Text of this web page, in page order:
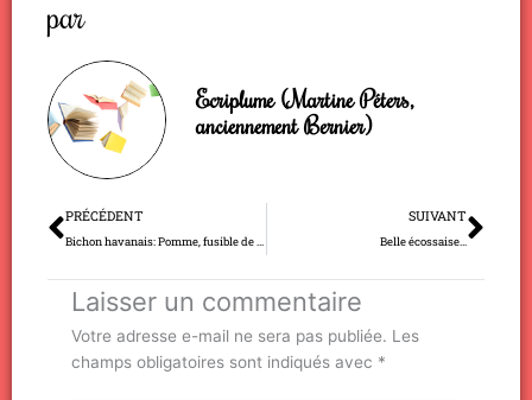
par
Ecriplume (Martine Péters,
anciennement Bernier)
Précédent
PRÉCÉDENT
Bichon havanais: Pomme, fusible de charme…
SUIVANT
Belle écossaise…
Laisser un commentaire
Votre adresse e-mail ne sera pas publiée. Les
champs obligatoires sont indiqués avec *